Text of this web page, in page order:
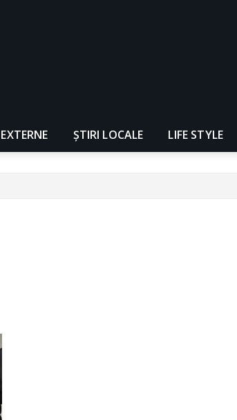
EXTERNE ȘTIRI LOCALE LIFE STYLE